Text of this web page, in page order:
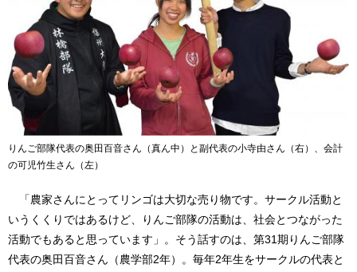
りんご部隊代表の奥田百音さん（真ん中）と副代表の小寺由さん（右）、会計
の可児竹生さん（左）
「農家さんにとってリンゴは大切な売り物です。サークル活動と
いうくくりではあるけど、りんご部隊の活動は、社会とつながった
活動でもあると思っています」。そう話すのは、第31期りんご部隊
代表の奥田百音さん（農学部2年）。毎年2年生をサークルの代表と